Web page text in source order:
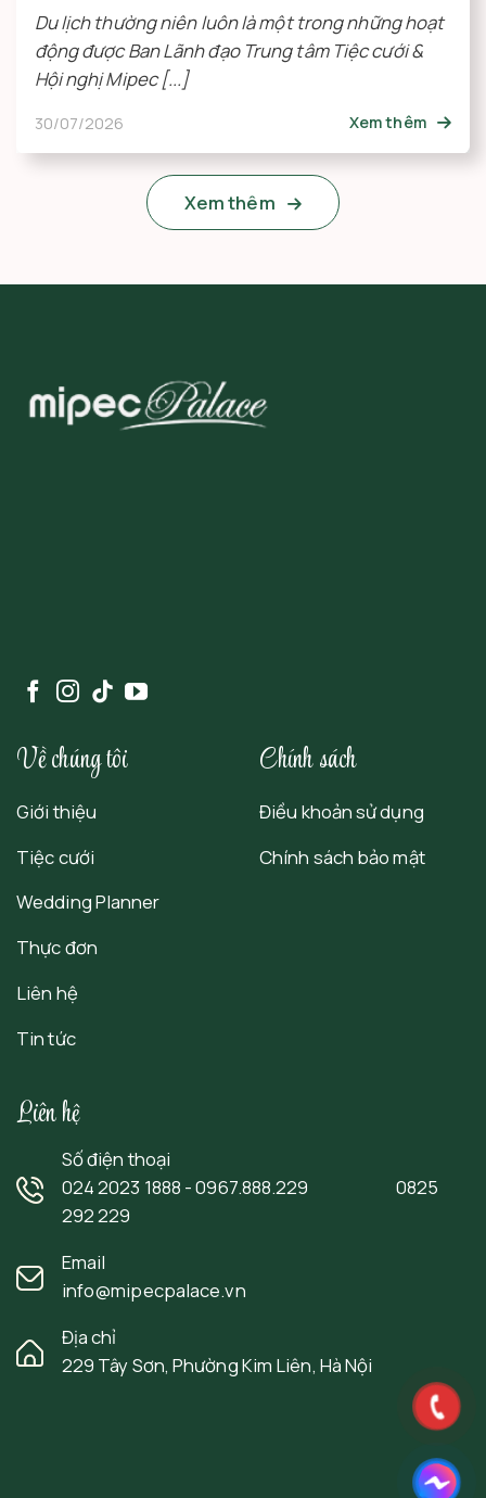
Du lịch thường niên luôn là một trong những hoạt
động được Ban Lãnh đạo Trung tâm Tiệc cưới &
Hội nghị Mipec [...]
30/07/2026 Xem thêm
Xem thêm
Về chúng tôi
Giới thiệu
Tiệc cưới
Wedding Planner
Thực đơn
Liên hệ
Tin tức
Chính sách
Điều khoản sử dụng
Chính sách bảo mật
Liên hệ
Số điện thoại
024 2023 1888 - 0967.888.229 0825
292 229
Email
info@mipecpalace.vn
Địa chỉ
229 Tây Sơn, Phường Kim Liên, Hà Nội